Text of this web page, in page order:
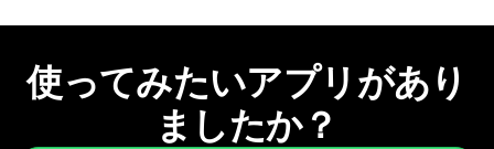
使ってみたいアプリがあり
ましたか？